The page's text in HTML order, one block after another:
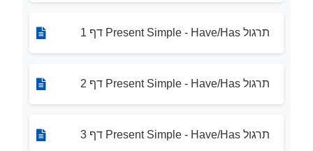
תרגול Present Simple - Have/Has דף 1
תרגול Present Simple - Have/Has דף 2
תרגול Present Simple - Have/Has דף 3